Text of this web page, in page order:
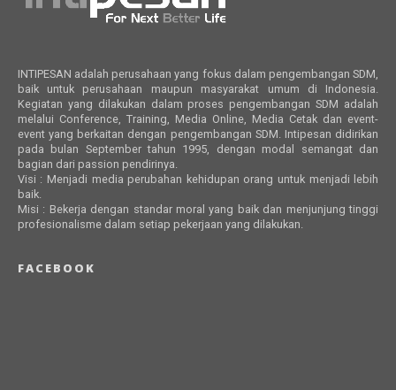
INTIPESAN adalah perusahaan yang fokus dalam pengembangan SDM,
baik untuk perusahaan maupun masyarakat umum di Indonesia.
Kegiatan yang dilakukan dalam proses pengembangan SDM adalah
melalui Conference, Training, Media Online, Media Cetak dan event-
event yang berkaitan dengan pengembangan SDM. Intipesan didirikan
pada bulan September tahun 1995, dengan modal semangat dan
bagian dari passion pendirinya.
Visi : Menjadi media perubahan kehidupan orang untuk menjadi lebih
baik.
Misi : Bekerja dengan standar moral yang baik dan menjunjung tinggi
profesionalisme dalam setiap pekerjaan yang dilakukan.
FACEBOOK